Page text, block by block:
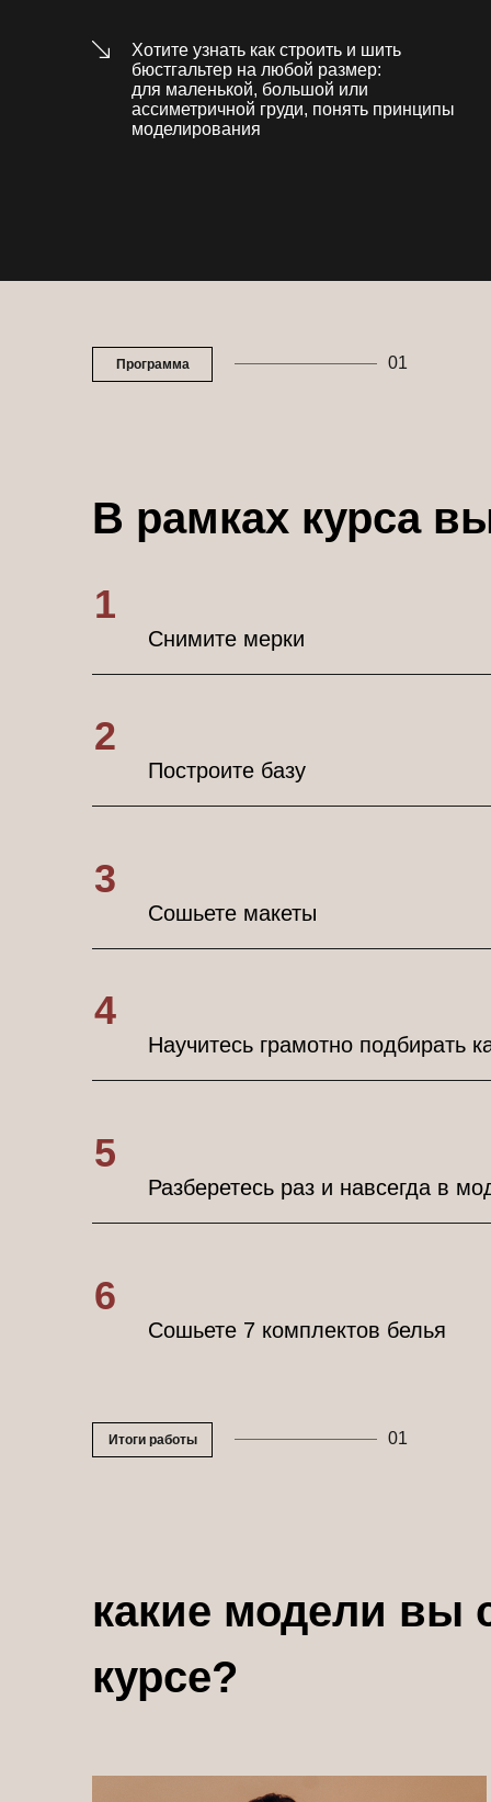
Хотите узнать как строить и шить
бюстгальтер на любой размер:
для маленькой, большой или
ассиметричной груди, понять принципы
моделирования
Снимите мерки
1
В рамках курса
01
Программа
Построите базу
2
Сошьете макеты
3
Научитесь грамотно подбирать
4
Разберетесь раз и навсегда в
5
Сошьете 7 комплектов белья
6
Научитеcь работать с разными
7
какие модели вы
курсе?
01
Итоги работы